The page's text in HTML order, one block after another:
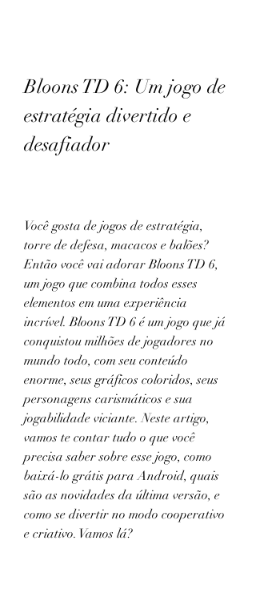
Bloons TD 6: Um jogo de
estratégia divertido e
desafiador
Você gosta de jogos de estratégia,
torre de defesa, macacos e balões?
Então você vai adorar Bloons TD 6,
um jogo que combina todos esses
elementos em uma experiência
incrível. Bloons TD 6 é um jogo que já
conquistou milhões de jogadores no
mundo todo, com seu conteúdo
enorme, seus gráficos coloridos, seus
personagens carismáticos e sua
jogabilidade viciante. Neste artigo,
vamos te contar tudo o que você
precisa saber sobre esse jogo, como
baixá-lo grátis para Android, quais
são as novidades da última versão, e
como se divertir no modo cooperativo
e criativo. Vamos lá?